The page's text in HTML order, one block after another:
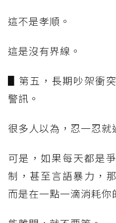
這不是孝順。
這是沒有界線。
▋第五，長期吵架衝
警訊。
很多人以為，忍一忍就
可是，如果每天都是
制，甚至言語暴力，
而是在一點一滴消耗你